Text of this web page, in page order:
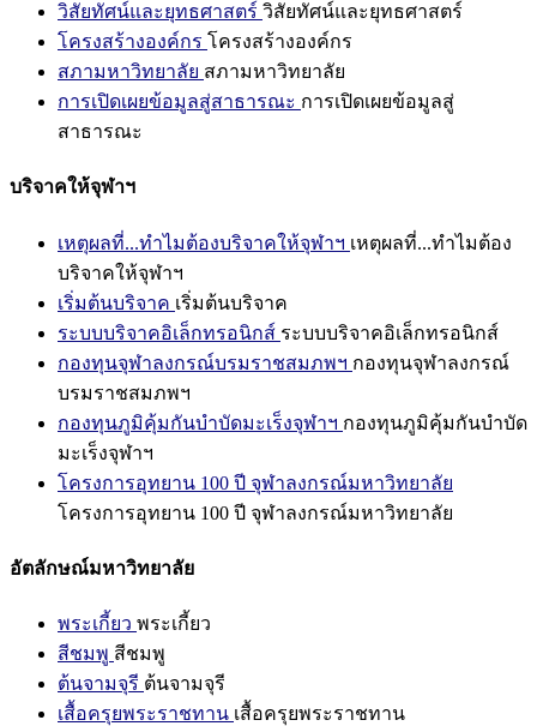
วิสัยทัศน์และยุทธศาสตร์ วิสัยทัศน์และยุทธศาสตร์
โครงสร้างองค์กร โครงสร้างองค์กร
สภามหาวิทยาลัย สภามหาวิทยาลัย
การเปิดเผยข้อมูลสู่สาธารณะ การเปิดเผยข้อมูลสู่
สาธารณะ
บริจาคให้จุฬาฯ
เหตุผลที่...ทำไมต้องบริจาคให้จุฬาฯ เหตุผลที่...ทำไมต้อง
บริจาคให้จุฬาฯ
เริ่มต้นบริจาค เริ่มต้นบริจาค
ระบบบริจาคอิเล็กทรอนิกส์ ระบบบริจาคอิเล็กทรอนิกส์
กองทุนจุฬาลงกรณ์บรมราชสมภพฯ กองทุนจุฬาลงกรณ์
บรมราชสมภพฯ
กองทุนภูมิคุ้มกันบำบัดมะเร็งจุฬาฯ กองทุนภูมิคุ้มกันบำบัด
มะเร็งจุฬาฯ
โครงการอุทยาน 100 ปี จุฬาลงกรณ์มหาวิทยาลัย
โครงการอุทยาน 100 ปี จุฬาลงกรณ์มหาวิทยาลัย
อัตลักษณ์มหาวิทยาลัย
พระเกี้ยว พระเกี้ยว
สีชมพู สีชมพู
ต้นจามจุรี ต้นจามจุรี
เสื้อครุยพระราชทาน เสื้อครุยพระราชทาน